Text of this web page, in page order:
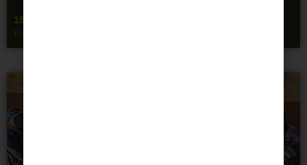
15 June 2026
Read more "